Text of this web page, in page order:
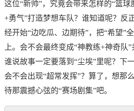
这位“新帅”，究竟会带来怎样的“篮球
+勇气”打造梦想车队？谁知道呢？反
经开始“边吃瓜、边期待”，把“希望”
上。会不会最终变成“神教练+神奇队
谁说故事一定要落到“尘埃”里呢？下
会不会出现“超常发挥”？算了，想那
待那震撼心弦的“赛场剧集”吧。